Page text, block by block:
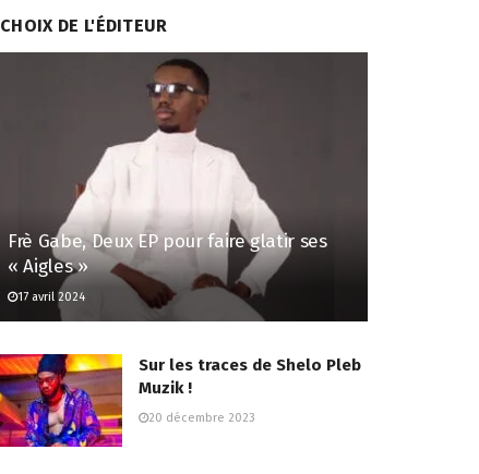
CHOIX DE L'ÉDITEUR
Frè Gabe, Deux EP pour faire glatir ses
« Aigles »
17 avril 2024
Sur les traces de Shelo Pleb
Muzik !
20 décembre 2023